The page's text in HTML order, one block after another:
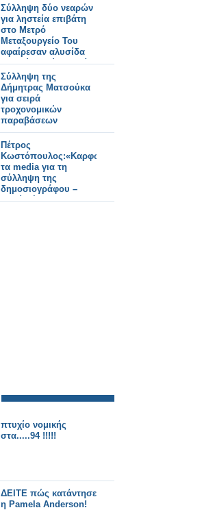
Σύλληψη δύο νεαρών
για ληστεία επιβάτη
στο Μετρό
Μεταξουργείο Του
αφαίρεσαν αλυσίδα
λαιμού ασκώντας βία
Σύλληψη της
Δήμητρας Ματσούκα
για σειρά
τροχονομικών
παραβάσεων
Πέτρος
Κωστόπουλος:«Καρφώνει»
τα media για τη
σύλληψη της
δημοσιογράφου –
«Εγώ θέλω να
πτυχίο νομικής
στα.....94 !!!!!
ΔΕΙΤΕ πώς κατάντησε
η Pamela Anderson!